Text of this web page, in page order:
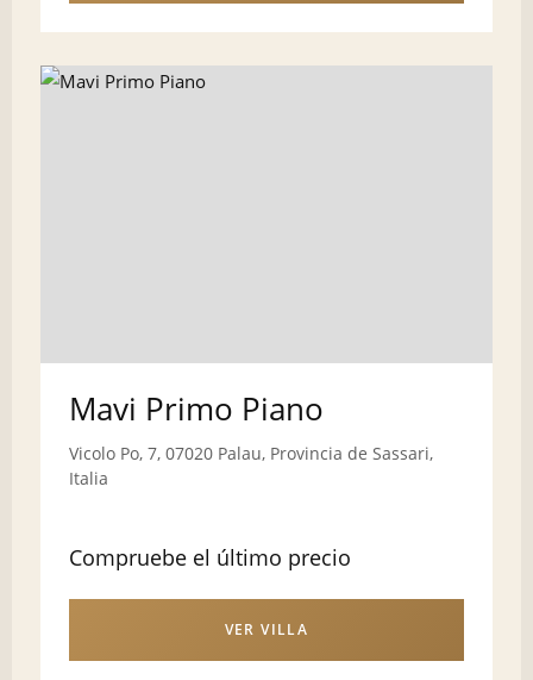
Mavi Primo Piano
Vicolo Po, 7, 07020 Palau, Provincia de Sassari,
Italia
Compruebe el último precio
VER VILLA